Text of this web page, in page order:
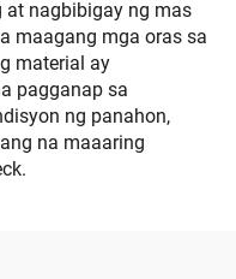
at nagbibigay ng mas
maagang mga oras sa
material ay
pagganap sa
ng panahon,
na maaaring